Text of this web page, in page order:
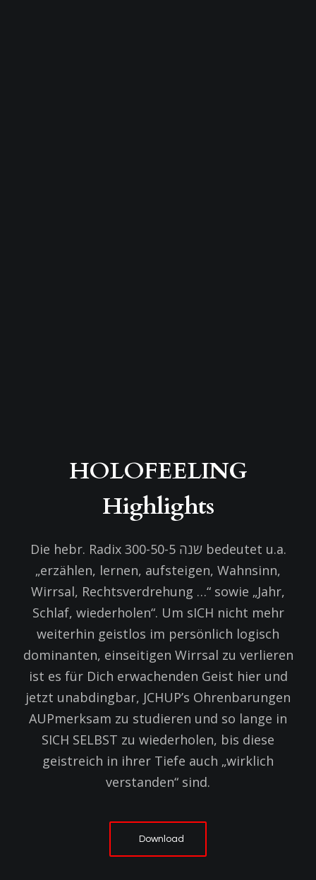
HOLOFEELING
Highlights
Die hebr. Radix שנה 300-50-5 bedeutet u.a.
„erzählen, lernen, aufsteigen, Wahnsinn,
Wirrsal, Rechtsverdrehung …“ sowie „Jahr,
Schlaf, wiederholen“. Um sICH nicht mehr
weiterhin geistlos im persönlich logisch
dominanten, einseitigen Wirrsal zu verlieren
ist es für Dich erwachenden Geist hier und
jetzt unabdingbar, JCHUP’s Ohrenbarungen
AUPmerksam zu studieren und so lange in
SICH SELBST zu wiederholen, bis diese
geistreich in ihrer Tiefe auch „wirklich
verstanden“ sind.
Download